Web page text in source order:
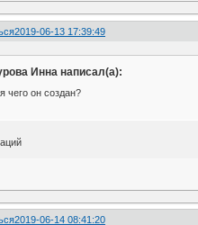
2019-06-13 17:39:49
Инна написал(а):
чего он создан?
2019-06-14 08:41:20